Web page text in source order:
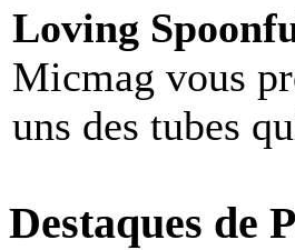
Loving
Micmag vous
uns des tubes
Destaques de